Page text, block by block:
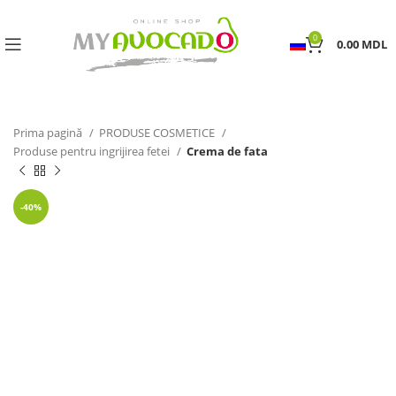
0 0.00 MDL
Prima pagină
PRODUSE COSMETICE
Produse pentru ingrijirea fetei
Crema de fata
-40%